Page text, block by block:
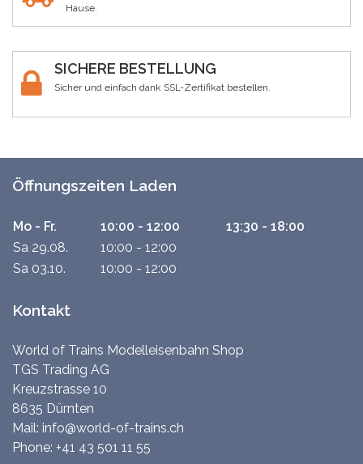
Hause.
SICHERE BESTELLUNG
Sicher und einfach dank SSL-Zertifikat bestellen.
Öffnungszeiten Laden
Mo - Fr. 10:00 - 12:00
13:30 - 18:00
Sa 29.08.
10:00 - 12:00
Sa 03.10.
10:00 - 12:00
Kontakt
World of Trains Modelleisenbahn Shop
TGS Trading AG
Kreuzstrasse 10
8635 Dürnten
Mail: info@world-of-trains.ch
Phone: +41 43 501 11 55